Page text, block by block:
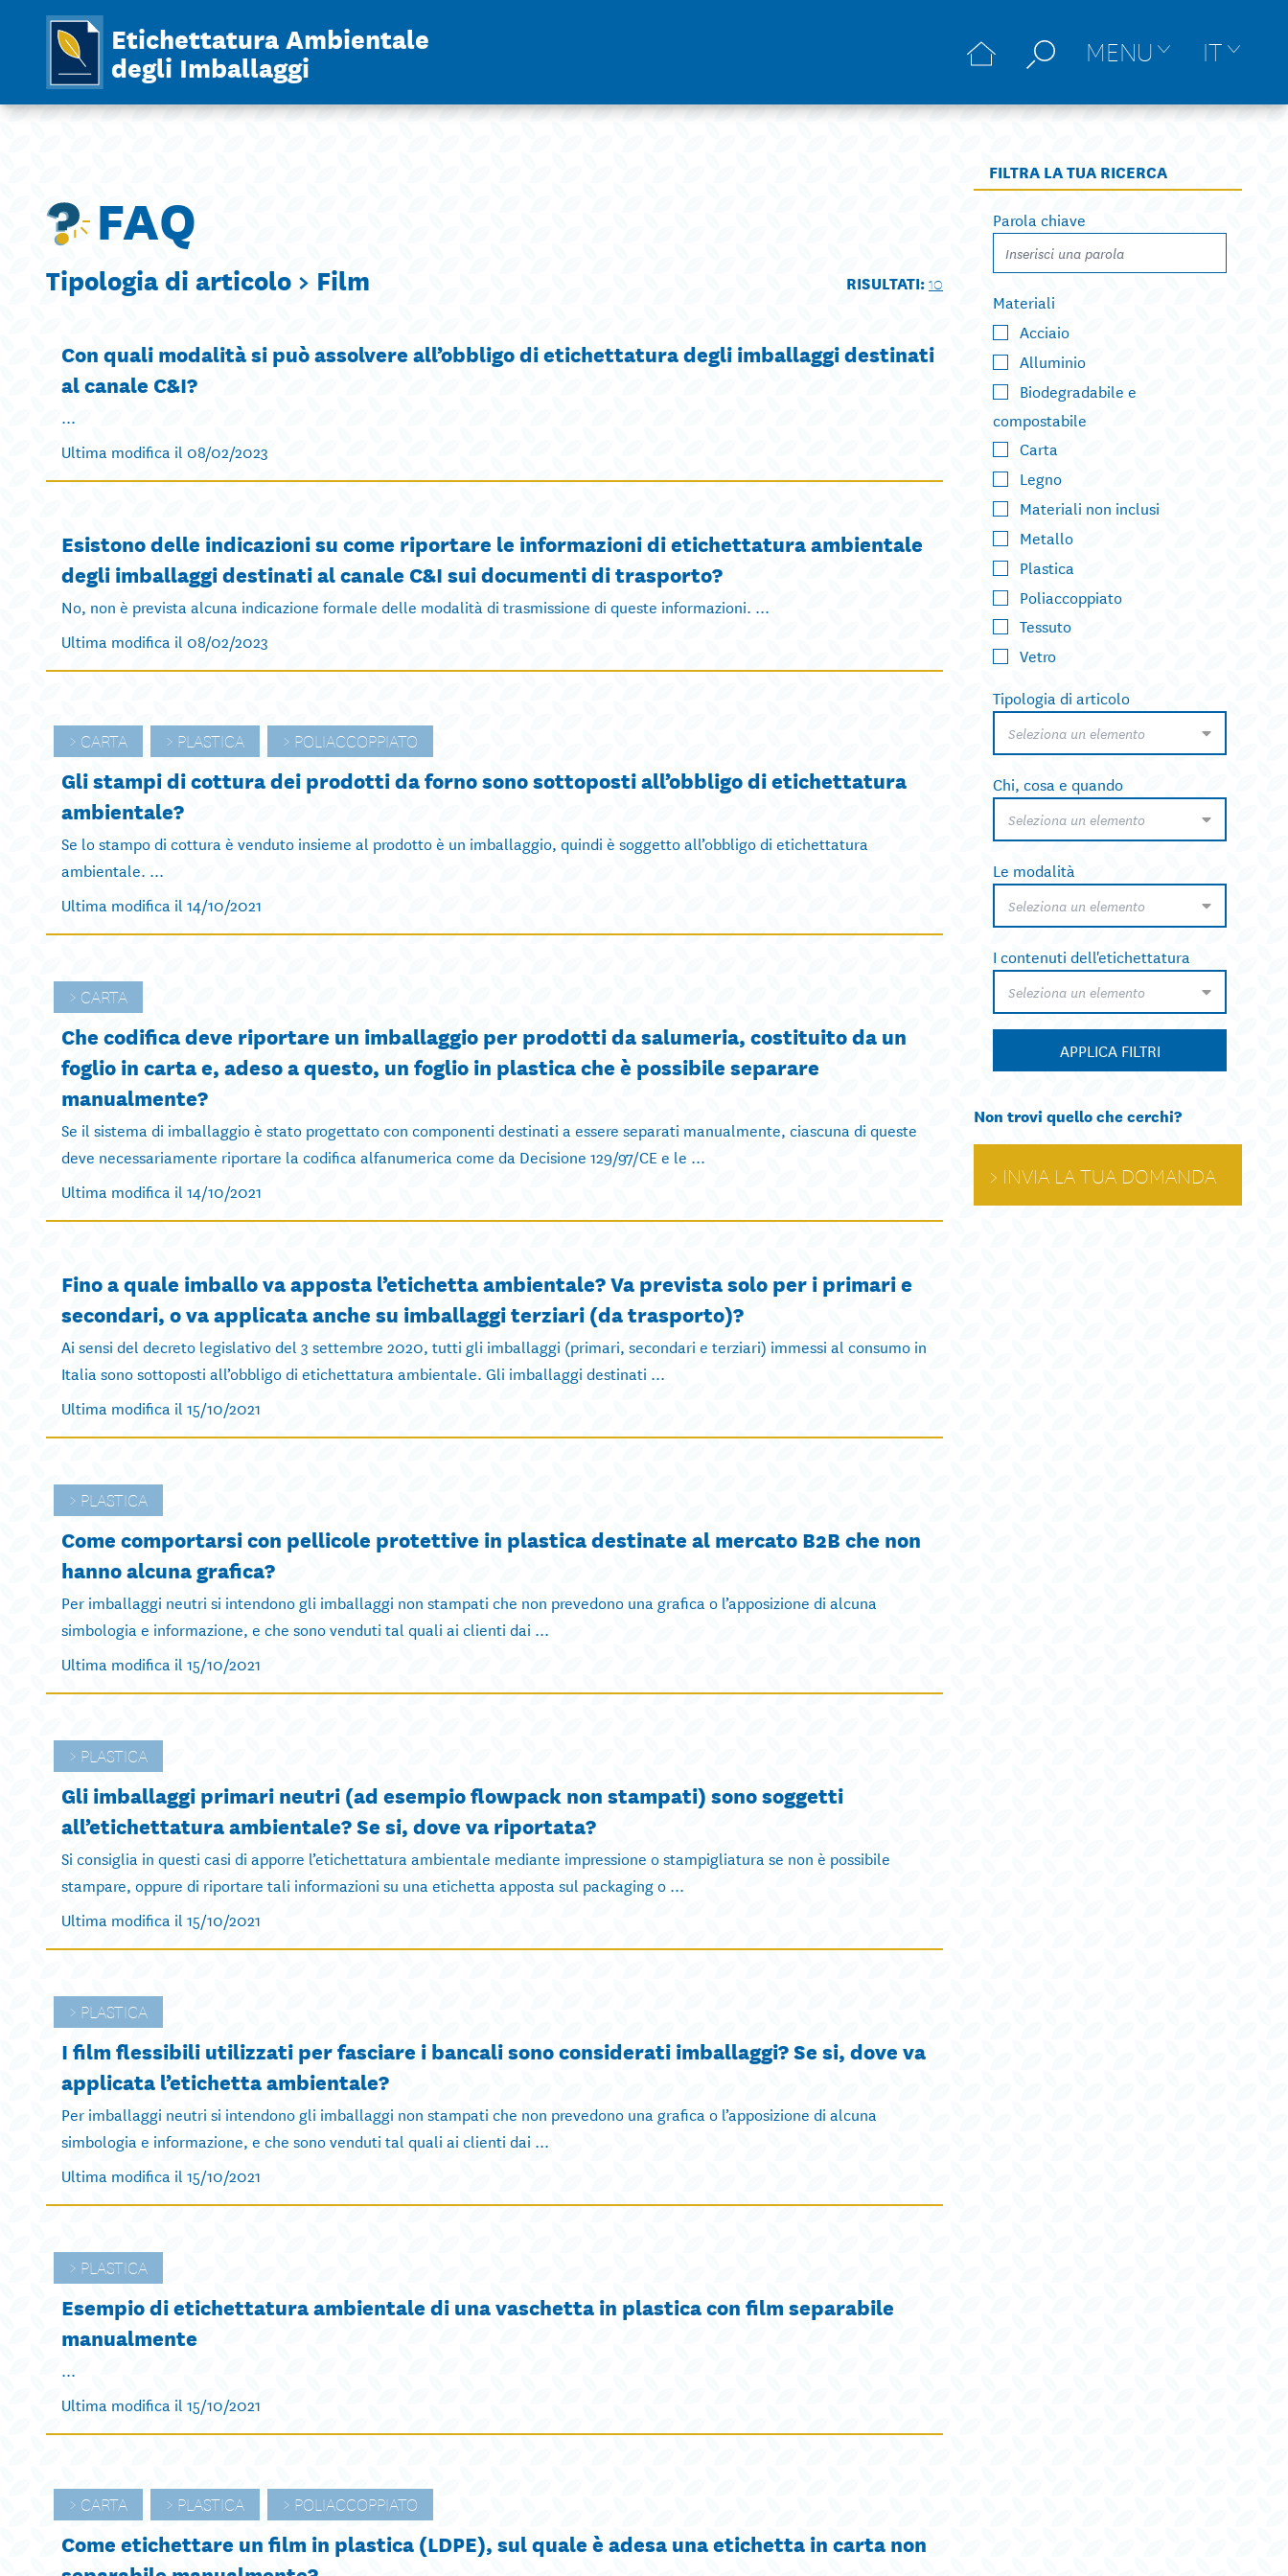
Etichettatura Ambientale
degli Imballaggi MENU IT
FAQ
Tipologia di articolo > Film RISULTATI:10
Con quali modalità si può assolvere all’obbligo di etichettatura degli imballaggi destinati
al canale C&I?
...
Ultima modifica il 08/02/2023
Esistono delle indicazioni su come riportare le informazioni di etichettatura ambientale
degli imballaggi destinati al canale C&I sui documenti di trasporto?
No, non è prevista alcuna indicazione formale delle modalità di trasmissione di queste informazioni. ...
Ultima modifica il 08/02/2023
CARTA PLASTICA POLIACCOPPIATO
Gli stampi di cottura dei prodotti da forno sono sottoposti all’obbligo di etichettatura
ambientale?
Se lo stampo di cottura è venduto insieme al prodotto è un imballaggio, quindi è soggetto all’obbligo di etichettatura
ambientale. ...
Ultima modifica il 14/10/2021
CARTA
Che codifica deve riportare un imballaggio per prodotti da salumeria, costituito da un
foglio in carta e, adeso a questo, un foglio in plastica che è possibile separare
manualmente?
Se il sistema di imballaggio è stato progettato con componenti destinati a essere separati manualmente, ciascuna di queste
deve necessariamente riportare la codifica alfanumerica come da Decisione 129/97/CE e le ...
Ultima modifica il 14/10/2021
Fino a quale imballo va apposta l’etichetta ambientale? Va prevista solo per i primari e
secondari, o va applicata anche su imballaggi terziari (da trasporto)?
Ai sensi del decreto legislativo del 3 settembre 2020, tutti gli imballaggi (primari, secondari e terziari) immessi al consumo in
Italia sono sottoposti all’obbligo di etichettatura ambientale. Gli imballaggi destinati ...
Ultima modifica il 15/10/2021
PLASTICA
Come comportarsi con pellicole protettive in plastica destinate al mercato B2B che non
hanno alcuna grafica?
Per imballaggi neutri si intendono gli imballaggi non stampati che non prevedono una grafica o l’apposizione di alcuna
simbologia e informazione, e che sono venduti tal quali ai clienti dai ...
Ultima modifica il 15/10/2021
PLASTICA
Gli imballaggi primari neutri (ad esempio flowpack non stampati) sono soggetti
all’etichettatura ambientale? Se si, dove va riportata?
Si consiglia in questi casi di apporre l’etichettatura ambientale mediante impressione o stampigliatura se non è possibile
stampare, oppure di riportare tali informazioni su una etichetta apposta sul packaging o ...
Ultima modifica il 15/10/2021
PLASTICA
I film flessibili utilizzati per fasciare i bancali sono considerati imballaggi? Se si, dove va
applicata l’etichetta ambientale?
Per imballaggi neutri si intendono gli imballaggi non stampati che non prevedono una grafica o l’apposizione di alcuna
simbologia e informazione, e che sono venduti tal quali ai clienti dai ...
Ultima modifica il 15/10/2021
PLASTICA
Esempio di etichettatura ambientale di una vaschetta in plastica con film separabile
manualmente
...
Ultima modifica il 15/10/2021
CARTA PLASTICA POLIACCOPPIATO
Come etichettare un film in plastica (LDPE), sul quale è adesa una etichetta in carta non
FILTRA LA TUA RICERCA
Parola chiave
Materiali
Acciaio
Alluminio
Biodegradabile e
compostabile
Carta
Legno
Materiali non inclusi
Metallo
Plastica
Poliaccoppiato
Tessuto
Vetro
Tipologia di articolo
Seleziona un elemento
Chi, cosa e quando
Seleziona un elemento
Le modalità
Seleziona un elemento
I contenuti dell'etichettatura
Seleziona un elemento
APPLICA FILTRI
Non trovi quello che cerchi?
INVIA LA TUA DOMANDA